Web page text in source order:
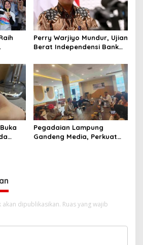
Perry Warjiyo Mundur, Ujian
Berat Independensi Bank
Ekonomi
Pegadaian Lampung
Gandeng Media, Perkuat
dipublikasikan. Ruas yang wajib